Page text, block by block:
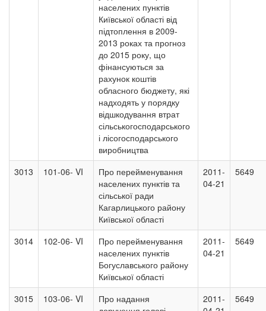
населених пунктів
Київської області від
підтоплення в 2009-
2013 роках та прогноз
до 2015 року, що
фінансуються за
рахунок коштів
обласного бюджету, які
надходять у порядку
відшкодування втрат
сільськогосподарського
і лісогосподарського
виробництва
3013 101-06- VI
Про перейменування
населених пунктів та
сільської ради
Кагарлицького району
Київської області
2011-
04-21
5649
3014 102-06- VI
Про перейменування
населених пунктів
Богуславського району
Київської області
2011-
04-21
5649
3015 103-06- VI
Про надання
2011-
5649